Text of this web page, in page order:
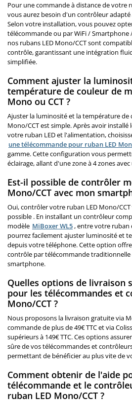
Pour une commande à distance de votre
vous aurez besoin d'un contrôleur
Selon votre installation, vous pouvez
télécommande ou par WiFi / Smartphone
nos rubans LED Mono/CCT sont
contrôle, garantissant une intégration
simplifiée.
Comment ajuster la
température de couleur de
Mono ou CCT ?
Ajuster la luminosité et la température de
Mono/CCT est simple. Après avoir
votre ruban LED et l'alimentation,
une télécommande pour ruban LED
gamme. Cette configuration vous
éclairage, allant d'une zone à 4 zones
Est-il possible de contrôler
Mono/CCT avec mon
Oui, contrôler votre ruban LED Mono/
possible . En installant un contrôleur
modèle MiBoxer WL5, entre votre
pourrez facilement ajuster luminosité et
depuis votre téléphone. Cette option
contrôle par télécommande traditionnelle
smartphone.
Quelles options de livraison
pour les télécommandes et
Mono/CCT ?
Nous proposons la livraison gratuite via
commande de plus de 49€ TTC et via
supérieurs à 149€ TTC. Ces options
sûre de vos télécommandes et
permettant de bénéficier au plus vite de
Comment obtenir de l'aide
télécommande et le
ruban LED Mono/CCT ?